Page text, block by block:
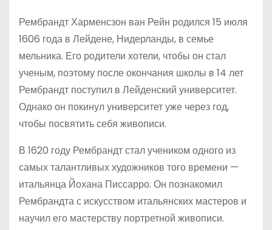
Рембрандт Харменсзон ван Рейн родился 15 июля
1606 года в Лейдене, Нидерланды, в семье
мельника. Его родители хотели, чтобы он стал
ученым, поэтому после окончания школы в 14 лет
Рембрандт поступил в Лейденский университет.
Однако он покинул университет уже через год,
чтобы посвятить себя живописи.
В 1620 году Рембрандт стал учеником одного из
самых талантливых художников того времени —
итальянца Йохана Писсарро. Он познакомил
Рембрандта с искусством итальянских мастеров и
научил его мастерству портретной живописи.